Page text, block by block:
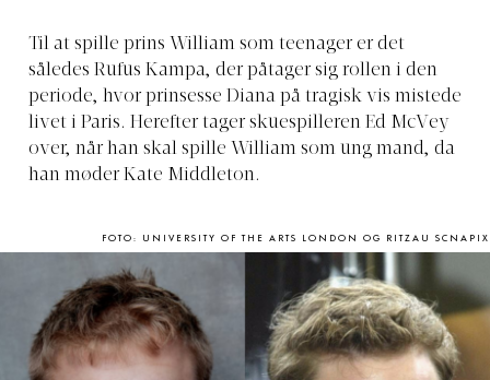
Til at spille prins William som teenager er det
således Rufus Kampa, der påtager sig rollen i den
periode, hvor prinsesse Diana på tragisk vis mistede
livet i Paris. Herefter tager skuespilleren Ed McVey
over, når han skal spille William som ung mand, da
han møder Kate Middleton.
FOTO: UNIVERSITY OF THE ARTS LONDON OG RITZAU SCNAPIX